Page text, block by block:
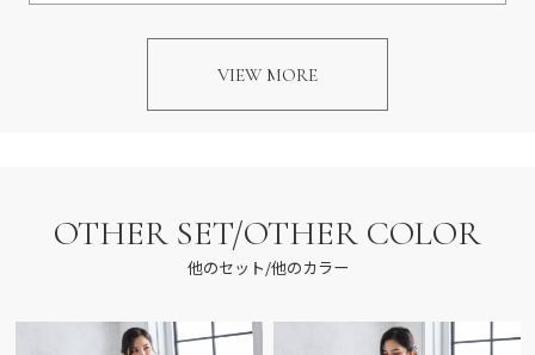
VIEW MORE
OTHER SET/OTHER COLOR
他のセット/他のカラー